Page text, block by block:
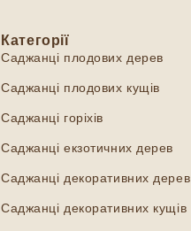
Категорії
Саджанці плодових дерев
Саджанці плодових кущів
Саджанці горіхів
Саджанці екзотичних дерев
Саджанці декоративних дерев
Саджанці декоративних кущів